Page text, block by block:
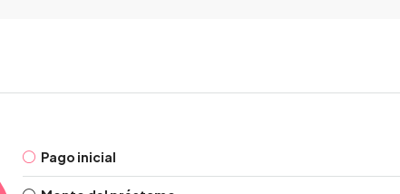
Pago inicial